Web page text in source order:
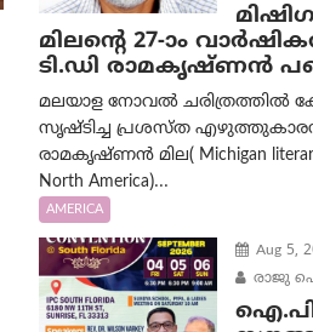
മിലന്റെ 27-ാം
ടി.ഡി രാമകൃഷ്ണൻ
മലയാള നോവൽ ചരിത്രത്തിൽ
സൃഷ്ടിച്ച പ്രശസ്‌ത എഴുത്തുകാരൻ
രാമകൃഷ്ണൻ മില( Michigan
North America)...
AMERICA
Aug 5,
രാജു